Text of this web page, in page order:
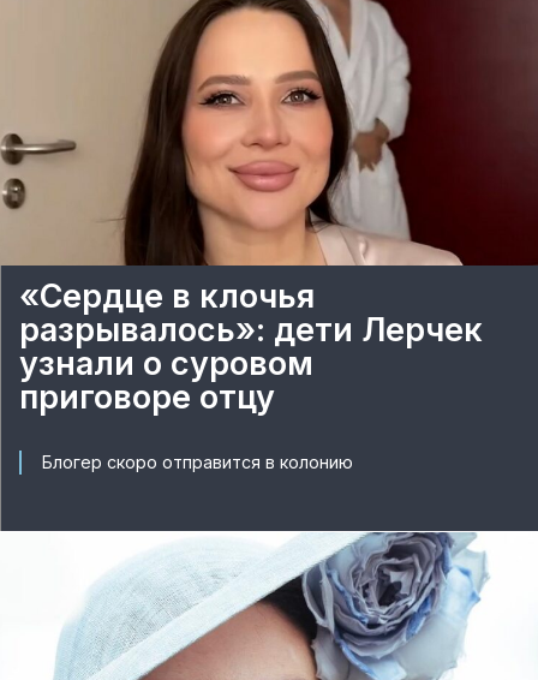
«Сердце в клочья
разрывалось»: дети Лерчек
узнали о суровом
приговоре отцу
Блогер скоро отправится в колонию